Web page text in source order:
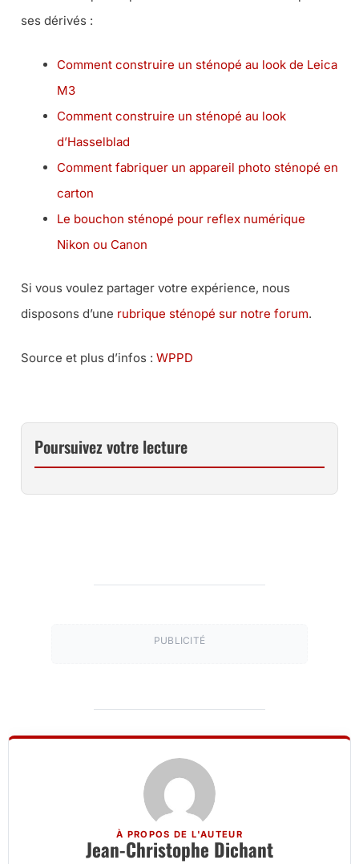
ses dérivés :
Comment construire un sténopé au look de Leica
M3
Comment construire un sténopé au look
d’Hasselblad
Comment fabriquer un appareil photo sténopé en
carton
Le bouchon sténopé pour reflex numérique
Nikon ou Canon
Si vous voulez partager votre expérience, nous
disposons d’une rubrique sténopé sur notre forum.
Source et plus d’infos : WPPD
Poursuivez votre lecture
PUBLICITÉ
À PROPOS DE L'AUTEUR
Jean-Christophe Dichant